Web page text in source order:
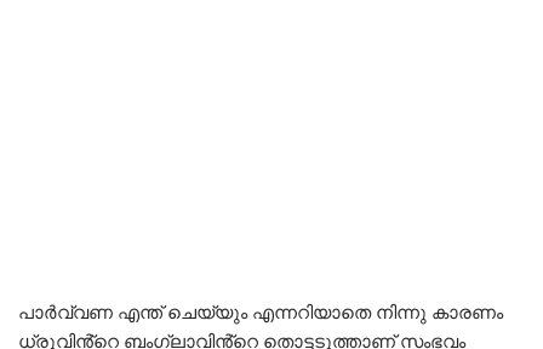
പാർവ്വണ എന്ത് ചെയ്യും എന്നറിയാതെ നിന്നു കാരണം
ധ്രുവിൻ്റെ ബംഗ്ലാവിൻ്റെ തൊട്ടടുത്താണ് സംഭവം